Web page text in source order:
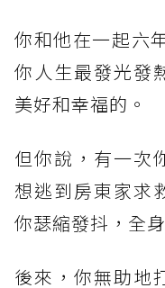
你和他在一起六
你人生最發光發
美好和幸福的。
但你說，有一次
想逃到房東家求
你瑟縮發抖，全
後來，你無助地